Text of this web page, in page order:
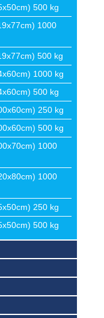
500 kg
1000
500 kg
1000 kg
500 kg
250 kg
500 kg
1000
1000
250 kg
500 kg